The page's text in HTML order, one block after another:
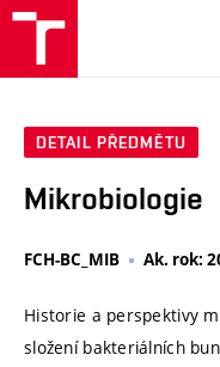
DETAIL PŘEDMĚTU
Mikrobiologie
FCH-BC_MIB Ak. rok:
Historie a perspektivy
složení bakteriálních